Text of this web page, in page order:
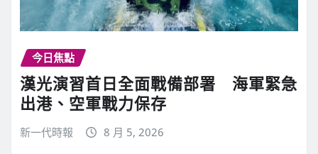
今日焦點
漢光演習首日全面戰備部署 海軍緊急
出港、空軍戰力保存
新一代時報 8 月 5, 2026